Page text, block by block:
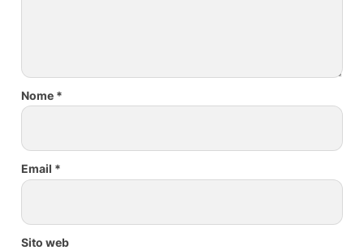
Nome *
Email *
Sito web